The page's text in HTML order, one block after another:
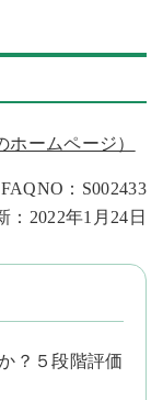
ームページ）
FAQNO：S002433
：2022年1月24日
？５段階評価